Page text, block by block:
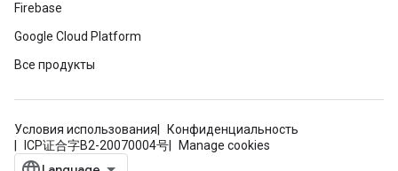
Firebase
Google Cloud Platform
Все продукты
Условия использования
Конфиденциальность
ICP证合字B2-20070004号
Manage cookies